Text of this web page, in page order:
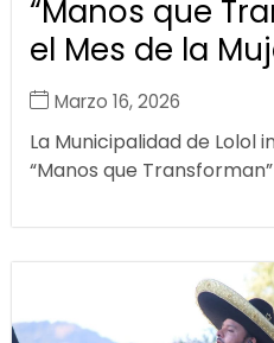
“Manos que
el Mes de la
Marzo 16, 2026
La Municipalidad de Lolol
“Manos que